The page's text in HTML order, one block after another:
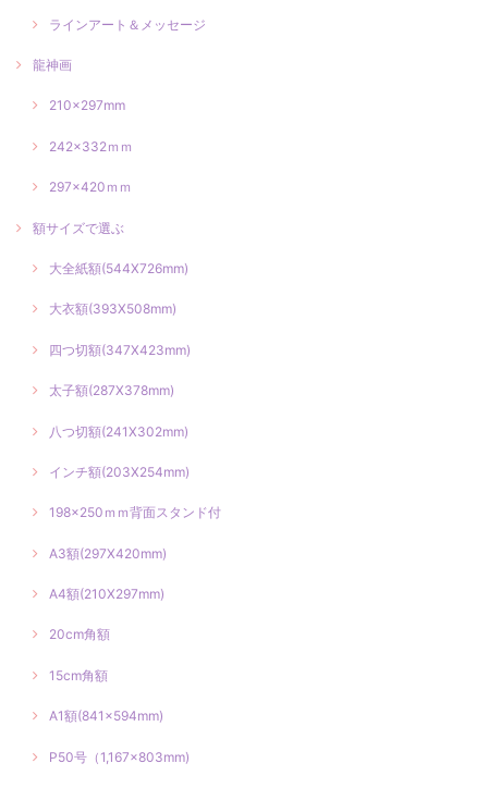
ラインアート＆メッセージ
龍神画
210×297mm
242×332ｍｍ
297×420ｍｍ
額サイズで選ぶ
大全紙額(544X726mm)
大衣額(393X508mm)
四つ切額(347X423mm)
太子額(287X378mm)
八つ切額(241X302mm)
インチ額(203X254mm)
198×250ｍｍ背面スタンド付
A3額(297X420mm)
A4額(210X297mm)
20cm角額
15cm角額
A1額(841×594mm)
P50号（1,167×803mm)